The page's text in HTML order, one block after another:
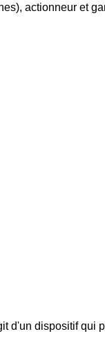
actionneur et
d'un dispositif qui